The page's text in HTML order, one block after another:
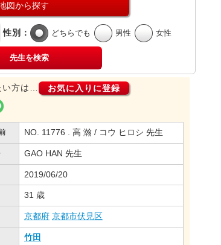
図から探す
性別： どちらでも 男性 女性
先生を検索
い方は… お気に入りに登録
NO. 11776 . 高 瀚 / コウ ヒロシ 先生
GAO HAN 先生
2019/06/20
31 歳
京都府 京都市伏見区
竹田